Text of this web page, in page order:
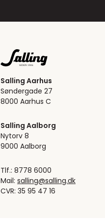
Salling Aarhus
Søndergade 27
8000 Aarhus C
Salling Aalborg
Nytorv 8
9000 Aalborg
Tlf.: 8778 6000
Mail: salling@salling.dk
CVR: 35 95 47 16